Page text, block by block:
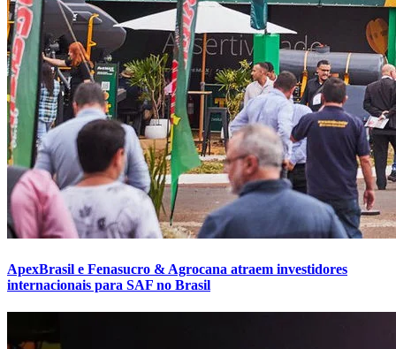
ApexBrasil e Fenasucro & Agrocana atraem investidores
internacionais para SAF no Brasil